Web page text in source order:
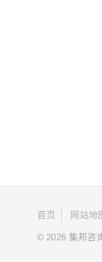
首页 网站地
© 2026 集邦咨